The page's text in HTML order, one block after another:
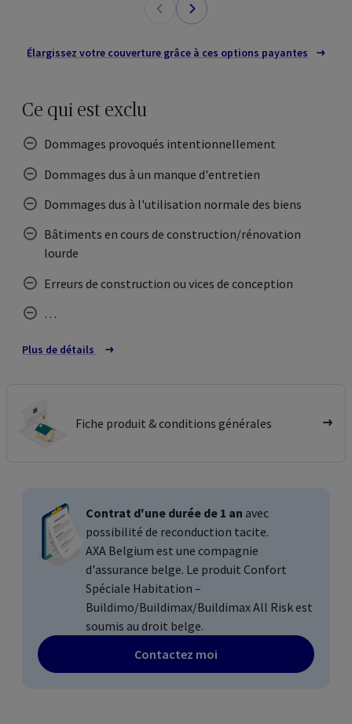
Élargissez votre couverture grâce à ces options payantes
Ce qui est exclu
Dommages provoqués intentionnellement
Dommages dus à un manque d'entretien
Dommages dus à l'utilisation normale des biens
Bâtiments en cours de construction/rénovation
lourde
Erreurs de construction ou vices de conception
…
Plus de détails
Fiche produit & conditions générales
Contrat d'une durée de 1 an avec
possibilité de reconduction tacite.
AXA Belgium est une compagnie
d'assurance belge. Le produit Confort
Spéciale Habitation –
Buildimo/Buildimax/Buildimax All Risk est
soumis au droit belge.
Contactez moi